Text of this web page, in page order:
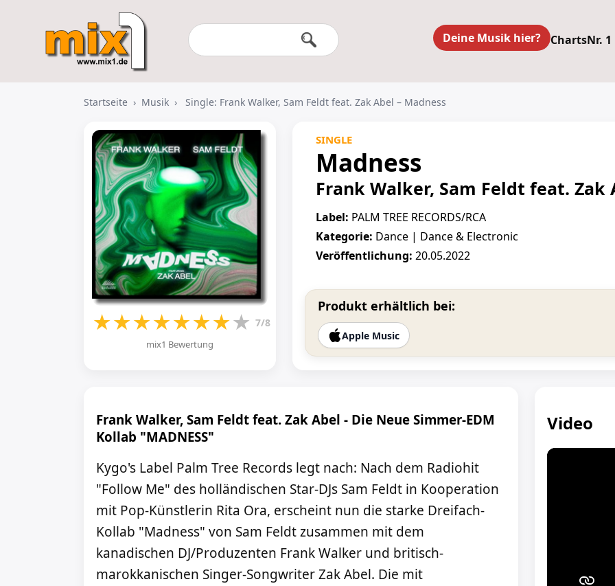
Deine Musik hier? ChartsNr.
Startseite › Musik › Single: Frank Walker, Sam Feldt feat. Zak Abel – Madness
★★★★★★★★ 7/8
mix1 Bewertung
SINGLE
Madness
Frank Walker, Sam Feldt feat. Zak
Label: PALM TREE RECORDS/RCA
Kategorie: Dance | Dance & Electronic
Veröffentlichung: 20.05.2022
Produkt erhältlich bei:
Apple Music
Frank Walker, Sam Feldt feat. Zak Abel - Die Neue Simmer-EDM
Kollab "MADNESS"
Kygo's Label Palm Tree Records legt nach: Nach dem Radiohit
"Follow Me" des holländischen Star-DJs Sam Feldt in Kooperation
mit Pop-Künstlerin Rita Ora, erscheint nun die starke Dreifach-
Kollab "Madness" von Sam Feldt zusammen mit dem
kanadischen DJ/Produzenten Frank Walker und britisch-
marokkanischen Singer-Songwriter Zak Abel. Die mit
Video